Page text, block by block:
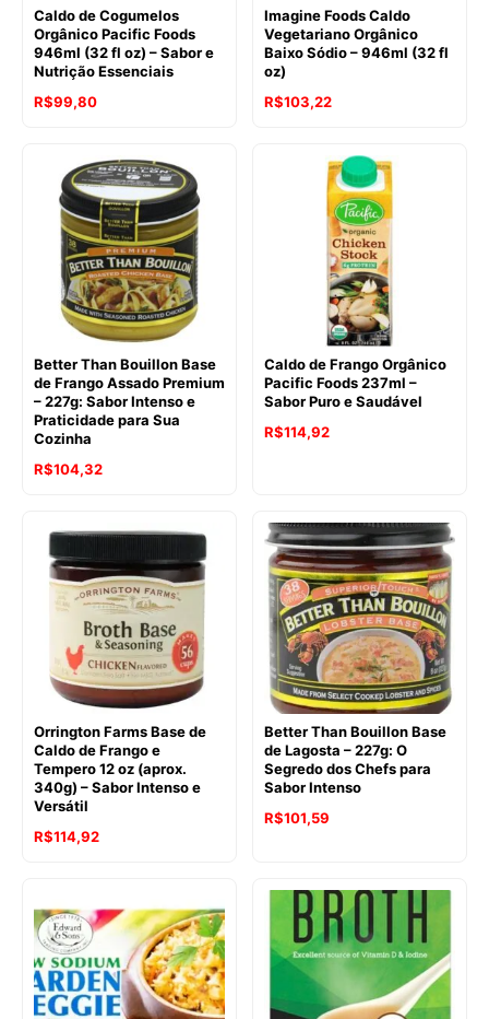
Caldo de Cogumelos
Orgânico Pacific Foods
946ml (32 fl oz) – Sabor e
Nutrição Essenciais
R$99,80
Imagine Foods Caldo
Vegetariano Orgânico
Baixo Sódio – 946ml (32 fl
oz)
R$103,22
Better Than Bouillon Base
de Frango Assado Premium
– 227g: Sabor Intenso e
Praticidade para Sua
Cozinha
O
era:
R$130,73.
R$104,32O
R$104,32.
Caldo de Frango Orgânico
Pacific Foods 237ml –
Sabor Puro e Saudável
O
R$121,80.
R$114,92O
R$114,92.
Orrington Farms Base de
Caldo de Frango e
Tempero 12 oz (aprox.
340g) – Sabor Intenso e
Versátil
R$114,92
Better Than Bouillon Base
de Lagosta – 227g: O
Segredo dos Chefs para
Sabor Intenso
O
R$130,73.
R$101,59
é:
R$101,59.